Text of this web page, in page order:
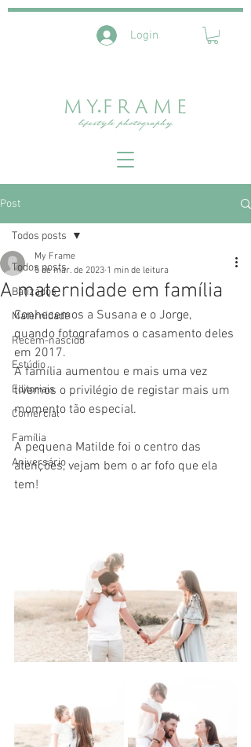
Login
Post
Todos posts
Batizados
Maternidade
Recém-nascido
Estúdio
Editoriais
Comercial
Família
Aniversário
Todos posts
A maternidade em família
My Frame
5 de mar. de 2023 1 min de leitura
Conhecemos a Susana e o Jorge,
quando fotografamos o casamento deles
em 2017.
A família aumentou e mais uma vez
tivemos o privilégio de registar mais um
momento tão especial.
A pequena Matilde foi o centro das
atenções, vejam bem o ar fofo que ela
tem!